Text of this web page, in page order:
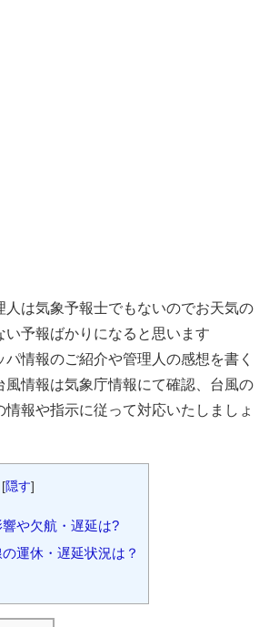
は気象予報士でもないのでお天気の
予報ばかりになると思います
情報のご紹介や管理人の感想を書く
情報は気象庁情報にて確認、台風の
報や指示に従って対応いたしましょ
[隠す]
や欠航・遅延は?
運休・遅延状況は？